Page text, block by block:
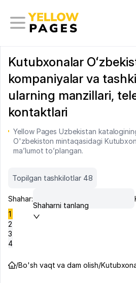
Kutubxonalar
kompaniyalar va
ularning manzillari,
kontaktlari
Yellow Pages Uzbekistan
O'zbekiston mintaqasidagi
ma’lumot to’plangan.
Topilgan tashkilotlar 48
Shahar:
Shaharni tanlang
1
2
3
4
/Bo'sh vaqt va dam olish/